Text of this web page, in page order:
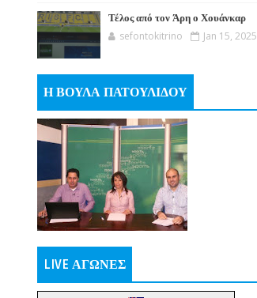
Τέλος από τον Άρη ο Χουάνκαρ
sefontokitrino Jan 15, 2025
Η ΒΟΥΛΑ ΠΑΤΟΥΛΙΔΟΥ
LIVE ΑΓΩΝΕΣ